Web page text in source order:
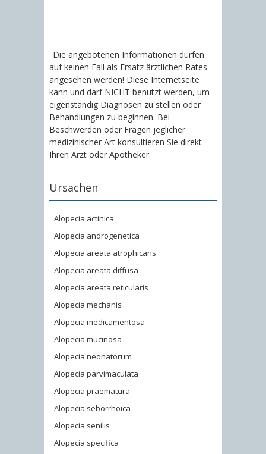
Die angebotenen Informationen dürfen
auf keinen Fall als Ersatz ärztlichen Rates
angesehen werden! Diese Internetseite
kann und darf NICHT benutzt werden, um
eigenständig Diagnosen zu stellen oder
Behandlungen zu beginnen. Bei
Beschwerden oder Fragen jeglicher
medizinischer Art konsultieren Sie direkt
Ihren Arzt oder Apotheker.
Ursachen
Alopecia actinica
Alopecia androgenetica
Alopecia areata atrophicans
Alopecia areata diffusa
Alopecia areata reticularis
Alopecia mechanis
Alopecia medicamentosa
Alopecia mucinosa
Alopecia neonatorum
Alopecia parvimaculata
Alopecia praematura
Alopecia seborrhoica
Alopecia senilis
Alopecia specifica